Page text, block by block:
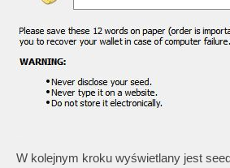
W kolejnym kroku wyświetlany jest